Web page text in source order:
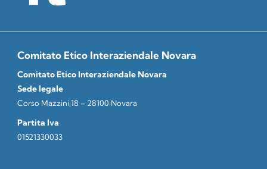
Comitato Etico Interaziendale Novara
Comitato Etico Interaziendale Novara
Sede legale
Corso Mazzini,18 – 28100 Novara
Partita Iva
01521330033